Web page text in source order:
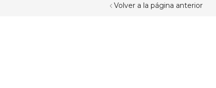
Volver a la página anterior